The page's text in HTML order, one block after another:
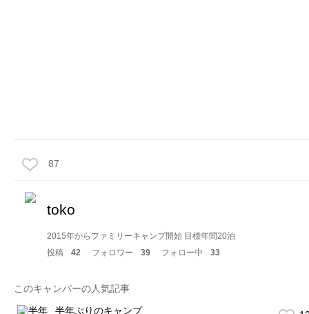
87
toko
2015年からファミリーキャンプ開始 目標年間20泊
投稿
42 フォロワー 39 フォロー中 33
このキャンパーの人気記事
半年ぶりのキャンプ